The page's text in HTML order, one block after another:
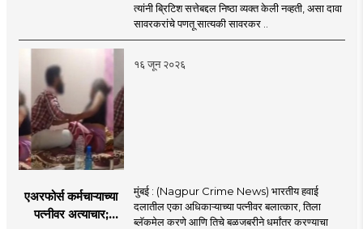
निष्ठा व्यक्त केली नाही’!
पणतू सात्यकी सावरकर
यांनी न्यायालयात सादर
केला दावा
त्यांनी ब्रिटिश सत्तेबद्दल निष्ठा व्यक्त केली नव्हती, असा दावा
सावरकरांचे पणतू सात्यकी सावरकर ..
१६ जून २०२६
एअरफोर्स कर्मचाऱ्याच्या
पत्नीवर अत्याचार;
मुंबई : (Nagpur Crime News) भारतीय हवाई
दलातील एका अधिकाऱ्याच्या पत्नीवर बलात्कार, तिला
ब्लॅकमेल करणे आणि तिचे बळजबरीने धर्मांतर करण्याचा